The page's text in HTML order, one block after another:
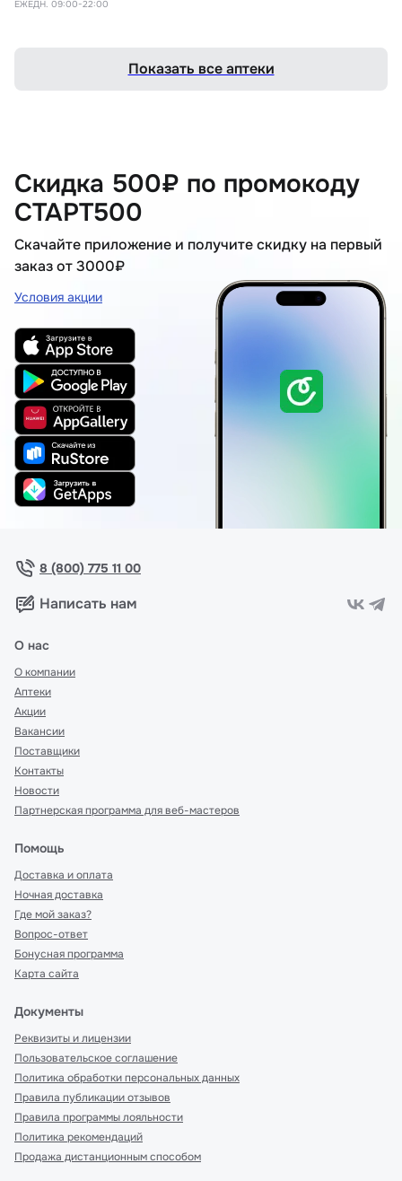
ЕЖЕДН. 09:00-22:00
Показать все аптеки
Скидка 500₽ по промокоду
СТАРТ500
Скачайте приложение и получите скидку на первый
заказ от 3000₽
Условия акции
8 (800) 775 11 00
Написать нам
О нас
О компании
Аптеки
Акции
Вакансии
Поставщики
Контакты
Новости
Партнерская программа для веб-мастеров
Помощь
Доставка и оплата
Ночная доставка
Где мой заказ?
Вопрос-ответ
Бонусная программа
Карта сайта
Документы
Реквизиты и лицензии
Пользовательское соглашение
Политика обработки персональных данных
Правила публикации отзывов
Правила программы лояльности
Политика рекомендаций
Продажа дистанционным способом